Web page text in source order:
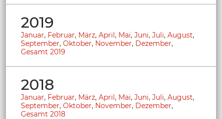
2019
Januar, Februar, März, April, Mai, Juni, Juli, August,
September, Oktober, November, Dezember,
Gesamt 2019
2018
Januar, Februar, März, April, Mai, Juni, Juli, August,
September, Oktober, November, Dezember,
Gesamt 2018